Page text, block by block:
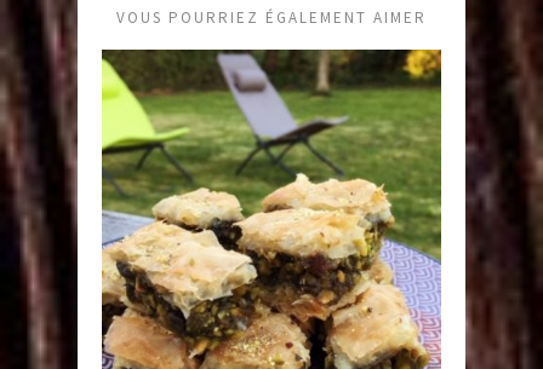
VOUS POURRIEZ ÉGALEMENT AIMER